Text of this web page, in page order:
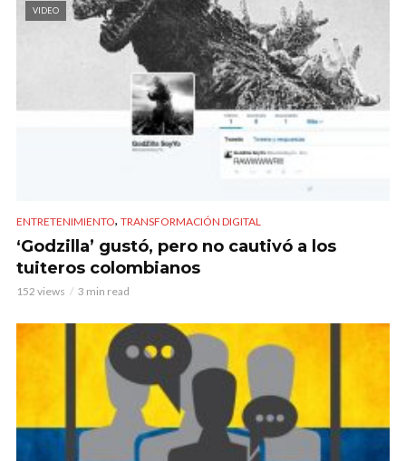
VIDEO
ENTRETENIMIENTO, TRANSFORMACIÓN DIGITAL
‘Godzilla’ gustó, pero no cautivó a los
tuiteros colombianos
152 views 3 min read